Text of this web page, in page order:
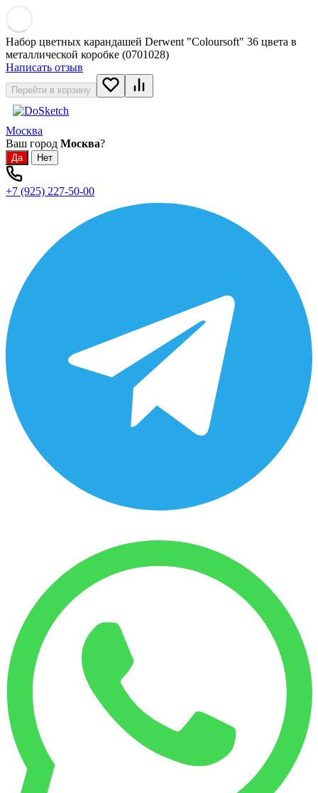
Набор цветных карандашей Derwent "Coloursoft" 36 цвета в
металлической коробке (0701028)
Написать отзыв
Перейти в корзину
Москва
Ваш город Москва?
+7 (925) 227-50-00